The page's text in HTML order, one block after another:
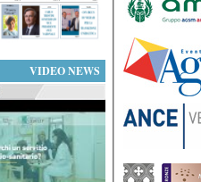
VIDEO NEWS